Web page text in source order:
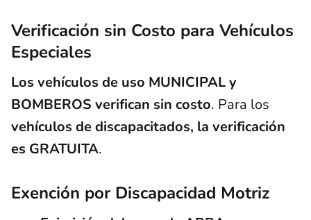
Verificación sin Costo para Vehículos
Especiales
Los vehículos de uso MUNICIPAL y
BOMBEROS verifican sin costo. Para los
vehículos de discapacitados, la verificación
es GRATUITA.
Exención por Discapacidad Motriz